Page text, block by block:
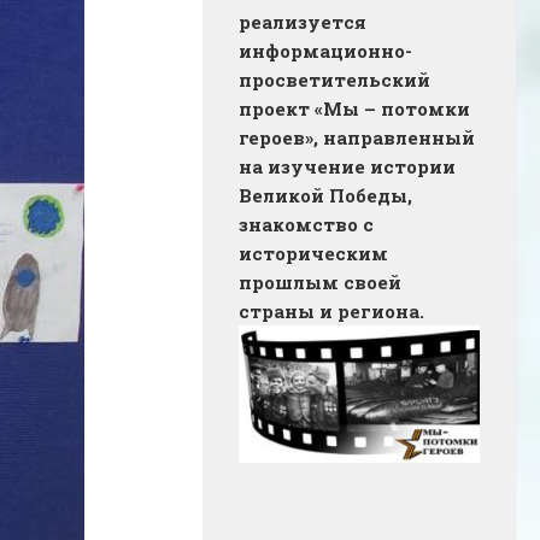
реализуется
информационно-
просветительский
проект «Мы – потомки
героев», направленный
на изучение истории
Великой Победы,
знакомство с
историческим
прошлым своей
страны и региона.